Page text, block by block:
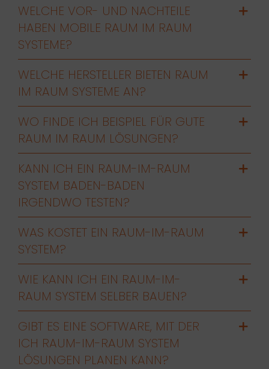
WELCHE VOR- UND NACHTEILE
HABEN MOBILE RAUM IM RAUM
SYSTEME?
WELCHE HERSTELLER BIETEN RAUM
IM RAUM SYSTEME AN?
WO FINDE ICH BEISPIEL FÜR GUTE
RAUM IM RAUM LÖSUNGEN?
KANN ICH EIN RAUM-IM-RAUM
SYSTEM BADEN-BADEN
IRGENDWO TESTEN?
WAS KOSTET EIN RAUM-IM-RAUM
SYSTEM?
WIE KANN ICH EIN RAUM-IM-
RAUM SYSTEM SELBER BAUEN?
GIBT ES EINE SOFTWARE, MIT DER
ICH RAUM-IM-RAUM SYSTEM
LÖSUNGEN PLANEN KANN?